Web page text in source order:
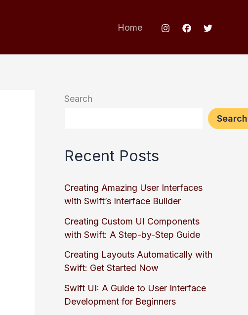
Home
Search
Search
Recent Posts
Creating Amazing User Interfaces
with Swift’s Interface Builder
Creating Custom UI Components
with Swift: A Step-by-Step Guide
Creating Layouts Automatically with
Swift: Get Started Now
Swift UI: A Guide to User Interface
Development for Beginners